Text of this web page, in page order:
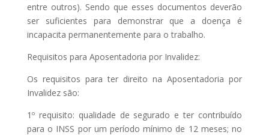
entre outros). Sendo que esses documentos deverão
ser suficientes para demonstrar que a doença é
incapacita permanentemente para o trabalho.
Requisitos para Aposentadoria por Invalidez:
Os requisitos para ter direito na Aposentadoria por
Invalidez são:
1º requisito: qualidade de segurado e ter contribuído
para o INSS por um período mínimo de 12 meses; no